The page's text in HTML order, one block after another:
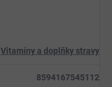
Vitamíny a doplňky stravy
8594167545112